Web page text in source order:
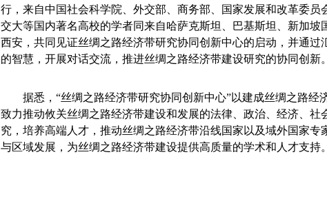
行，来自中国社会科学院、外交部、商务部、国家发展和改革委员
交大等国内著名高校的学者同来自哈萨克斯坦、巴基斯坦、新加坡
西安，共同见证丝绸之路经济带研究协同创新中心的启动，并通过
的智慧，开展对话交流，推进丝绸之路经济带建设研究的协同创新。
据悉，“丝绸之路经济带研究协同创新中心”以建成丝绸之路经
致力推动攸关丝绸之路经济带建设和发展的法律、政治、经济、社
究，培养高端人才，推动丝绸之路经济带沿线国家以及域外国家专
与区域发展，为丝绸之路经济带建设提供高质量的学术和人才支持。